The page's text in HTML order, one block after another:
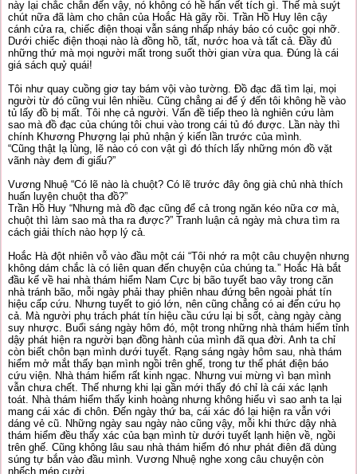
này lại chắc chắn đến vậy, nó không có hề hấn vết tích gì. Thế mà suýt
chút nữa đã làm cho chân của Hoắc Hà gãy rồi. Trần Hồ Huy lên cậy
cánh cửa ra, chiếc điện thoại vẫn sáng nhấp nháy báo có cuộc gọi nhỡ.
Dưới chiếc điện thoại nào là đồng hồ, tất, nước hoa và tất cả. Đầy đủ
những thứ mà mọi người mất trong suốt thời gian vừa qua. Đúng là cái
giá sách quỷ quái!
Tôi như quay cuồng giơ tay bám vội vào tường. Đồ đạc đã tìm lại, mọi
người từ đó cũng vui lên nhiều. Cũng chẳng ai để ý đến tôi không hề vào
tủ lấy đồ bị mất. Tôi nhẹ cả người. Vấn đề tiếp theo là nghiên cứu làm
sao mà đồ đạc của chúng tôi chui vào trong cái tủ đó được. Lần này thì
chính Khương Phượng lại phủ nhận ý kiến lần trước của mình.
“Cũng thật lạ lùng, lẽ nào có con vật gì đó thích lấy những món đồ vặt
vãnh này đem đi giấu?”
Vương Nhuệ “Có lẽ nào là chuột? Có lẽ trước đây ông già chủ nhà thích
huấn luyện chuột tha đồ?”
Trần Hồ Huy “Nhưng mà đồ đạc cũng để cả trong ngăn kéo nữa cơ mà,
chuột thì làm sao mà tha ra được?” Tranh luận cả ngày mà chưa tìm ra
cách giải thích nào hợp lý cả.
Hoắc Hà đột nhiên vỗ vào đầu một cái “Tôi nhớ ra một câu chuyện nhưng
không dám chắc là có liên quan đến chuyện của chúng ta.” Hoắc Hà bắt
đầu kể về hai nhà thám hiểm Nam Cực bị bão tuyết bao vây trong căn
nhà tránh bão, mỗi ngày phải thay phiên nhau đứng bên ngoài phát tín
hiệu cấp cứu. Nhưng tuyết to gió lớn, nên cũng chẳng có ai đến cứu họ
cả. Mà người phụ trách phát tín hiệu cầu cứu lại bị sốt, càng ngày càng
suy nhược. Buổi sáng ngày hôm đó, một trong những nhà thám hiểm tỉnh
dậy phát hiện ra người bạn đồng hành của mình đã qua đời. Anh ta chỉ
còn biết chôn bạn mình dưới tuyết. Rạng sáng ngày hôm sau, nhà thám
hiểm mở mắt thấy bạn mình ngồi trên ghế, trong tư thế phát điện báo
cứu viện. Nhà thám hiểm rất kinh ngạc. Nhưng vui mừng vì bạn mình
vẫn chưa chết. Thế nhưng khi lại gần mới thấy đó chỉ là cái xác lạnh
toát. Nhà thám hiểm thấy kinh hoàng nhưng không hiểu vì sao anh ta lại
mang cái xác đi chôn. Đến ngày thứ ba, cái xác đó lại hiện ra vẫn với
dáng vẻ cũ. Những ngày sau ngày nào cũng vậy, mỗi khi thức dậy nhà
thám hiểm đều thấy xác của bạn mình từ dưới tuyết lạnh hiện về, ngồi
trên ghế. Cũng không lâu sau nhà thám hiểm đó như phát điên đã dùng
súng tự bắn vào đầu mình. Vương Nhuệ nghe xong câu chuyện còn
nhếch mép cười.